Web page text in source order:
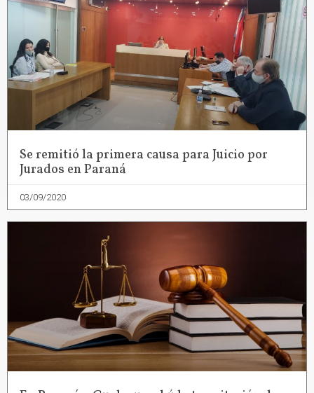
Se remitió la primera causa para Juicio por
Jurados en Paraná
03/09/2020